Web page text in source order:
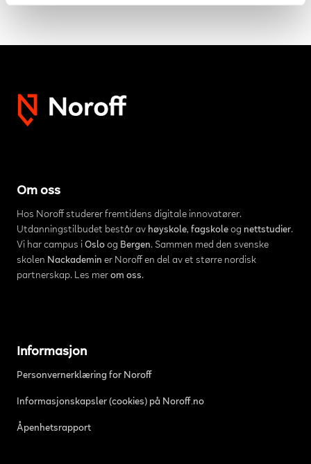
Om oss
Hos Noroff studerer fremtidens digitale innovatører.
Utdanningstilbudet består av høyskole, fagskoleog nettstudier.
Vi har campus i Osloog Bergen. Sammen med den svenske
skolen Nackademin er Noroff en del av et større nordisk
partnerskap. Les mer om oss.
Informasjon
Personvernerklæring for Noroff
Informasjonskapsler (cookies) på Noroff.no
Åpenhetsrapport